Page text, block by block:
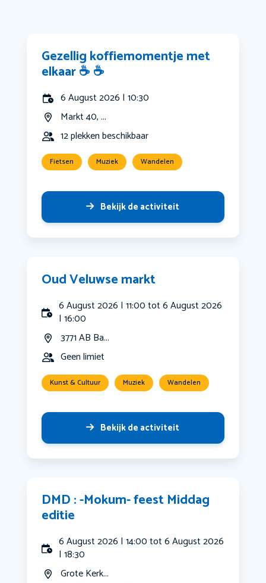
Gezellig koffiemomentje met
elkaar ☕️ ☕️
6 August 2026 | 10:30
Markt 40, ...
12 plekken beschikbaar
Fietsen Muziek Wandelen
Bekijk de activiteit
Oud Veluwse markt
6 August 2026 | 11:00 tot 6 August 2026
| 16:00
3771 AB Ba...
Geen limiet
Kunst & Cultuur Muziek Wandelen
Bekijk de activiteit
DMD : -Mokum- feest Middag
editie
6 August 2026 | 14:00 tot 6 August 2026
| 18:30
Grote Kerk...